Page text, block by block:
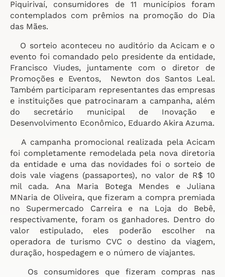
Piquirivaí, consumidores de 11 municípios foram
contemplados com prêmios na promoção do Dia
das Mães.
O sorteio aconteceu no auditório da Acicam e o
evento foi comandado pelo presidente da entidade,
Francisco Viudes, juntamente com o diretor de
Promoções e Eventos, Newton dos Santos Leal.
Também participaram representantes das empresas
e instituições que patrocinaram a campanha, além
do secretário municipal de Inovação e
Desenvolvimento Econômico, Eduardo Akira Azuma.
A campanha promocional realizada pela Acicam
foi completamente remodelada pela nova diretoria
da entidade e uma das novidades foi o sorteio de
dois vale viagens (passaportes), no valor de R$ 10
mil cada. Ana Maria Botega Mendes e Juliana
MNaria de Oliveira, que fizeram a compra premiada
no Supermercado Carreira e na Loja do Bebê,
respectivamente, foram os ganhadores. Dentro do
valor estipulado, eles poderão escolher na
operadora de turismo CVC o destino da viagem,
duração, hospedagem e o número de viajantes.
Os consumidores que fizeram compras nas